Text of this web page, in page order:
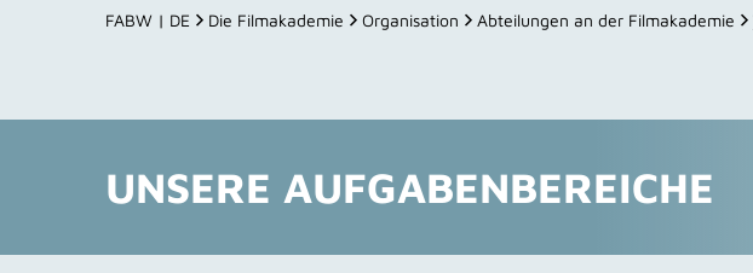
FABW | DE Die Filmakademie Organisation Abteilungen an der Filmakademie
UNSERE AUFGABENBEREICHE